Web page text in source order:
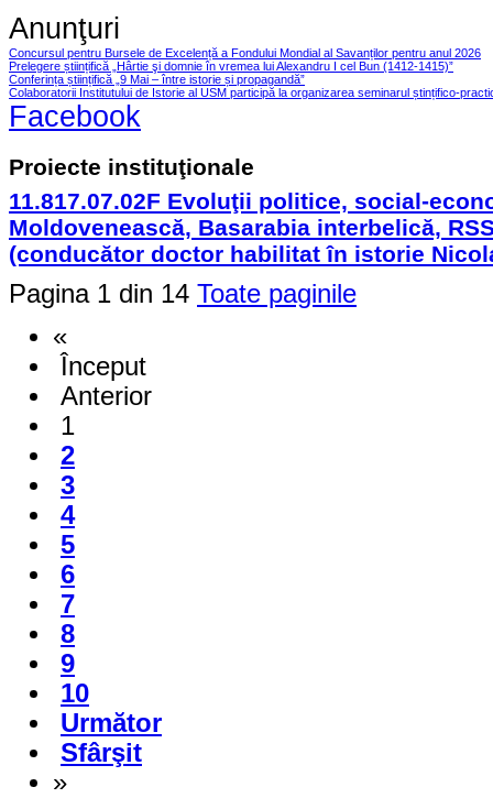
Anunţuri
Concursul pentru Bursele de Excelență a Fondului Mondial al Savanților pentru anul 2026
Prelegere științifică „Hârtie şi domnie în vremea lui Alexandru I cel Bun (1412-1415)”
Conferința științifică „9 Mai – între istorie și propagandă”
Colaboratorii Institutului de Istorie al USM participă la organizarea seminarul ștințifico-
Facebook
Proiecte instituţionale
11.817.07.02F Evoluţii politice, social-
Moldovenească, Basarabia interbelică,
(conducător doctor habilitat în istorie
Pagina 1 din 14 Toate paginile
«
Început
Anterior
1
2
3
4
5
6
7
8
9
10
Următor
Sfârşit
»